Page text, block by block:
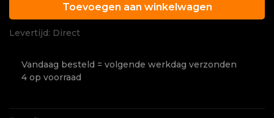
Toevoegen aan winkelwagen
Levertijd: Direct
Vandaag besteld = volgende werkdag verzonden
4 op voorraad